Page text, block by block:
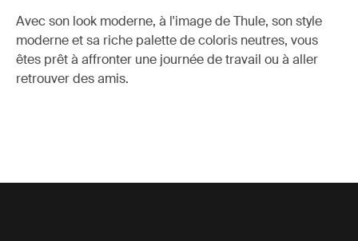
Avec son look moderne, à l'image de Thule, son style
moderne et sa riche palette de coloris neutres, vous
êtes prêt à affronter une journée de travail ou à aller
retrouver des amis.